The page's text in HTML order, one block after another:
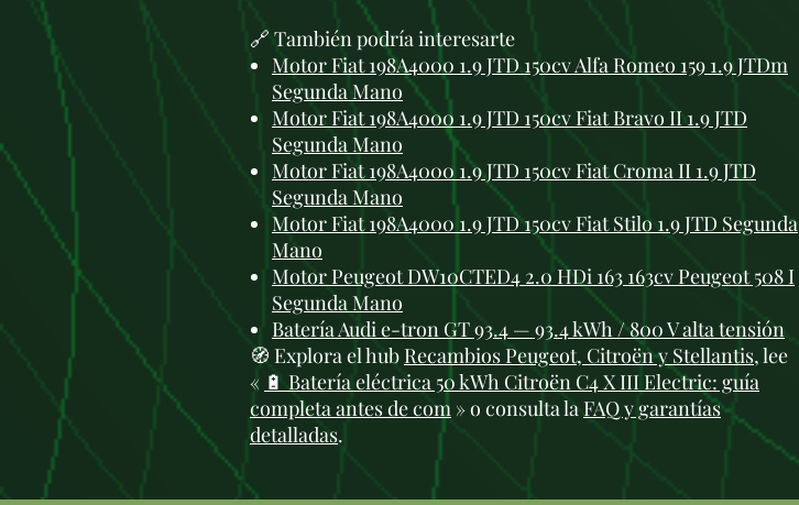
🔗 También podría interesarte
Motor Fiat 198A4000 1.9 JTD 150cv Alfa Romeo 159 1.9 JTDm
Segunda Mano
Motor Fiat 198A4000 1.9 JTD 150cv Fiat Bravo II 1.9 JTD
Segunda Mano
Motor Fiat 198A4000 1.9 JTD 150cv Fiat Croma II 1.9 JTD
Segunda Mano
Motor Fiat 198A4000 1.9 JTD 150cv Fiat Stilo 1.9 JTD Segunda
Mano
Motor Peugeot DW10CTED4 2.0 HDi 163 163cv Peugeot 508 I
Segunda Mano
Batería Audi e-tron GT 93.4 — 93.4 kWh / 800 V alta tensión
🧭 Explora el hub Recambios Peugeot, Citroën y Stellantis, lee
« 🔋 Batería eléctrica 50 kWh Citroën C4 X III Electric: guía
completa antes de com » o consulta laFAQ y garantías
detalladas.